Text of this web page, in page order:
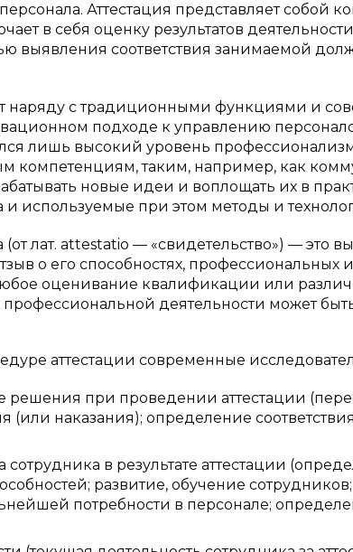
Аттестация представляет собой
в себя оценку результатов
выявления соответствия занимаемой
наряду с традиционными функциями и
подходе к управлению
лишь высокий уровень
компетенциям, таким, например, как
новые идеи и воплощать их в
и используемые при этом методы и
(от лат. attestatio — «свидетельство») — это
о его способностях,
оценивание квалификации или
деятельности может быть
аттестации современные
при проведении аттестации
(или наказания); определение
в результате аттестации
развитие, обучение
потребности в персонале;